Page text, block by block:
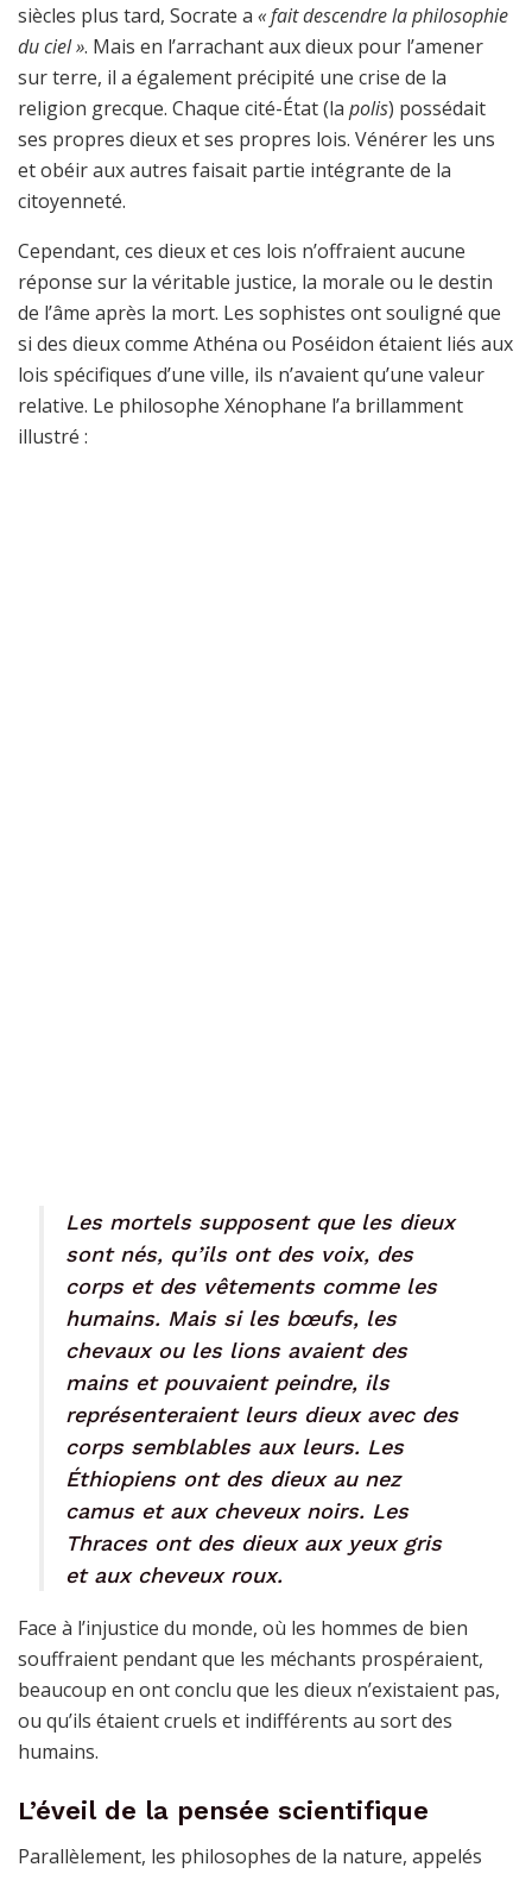
siècles plus tard, Socrate a « fait descendre la philosophie
du ciel ». Mais en l’arrachant aux dieux pour l’amener
sur terre, il a également précipité une crise de la
religion grecque. Chaque cité-État (la polis) possédait
ses propres dieux et ses propres lois. Vénérer les uns
et obéir aux autres faisait partie intégrante de la
citoyenneté.
Cependant, ces dieux et ces lois n’offraient aucune
réponse sur la véritable justice, la morale ou le destin
de l’âme après la mort. Les sophistes ont souligné que
si des dieux comme Athéna ou Poséidon étaient liés aux
lois spécifiques d’une ville, ils n’avaient qu’une valeur
relative. Le philosophe Xénophane l’a brillamment
illustré :
Les mortels supposent que les dieux
sont nés, qu’ils ont des voix, des
corps et des vêtements comme les
humains. Mais si les bœufs, les
chevaux ou les lions avaient des
mains et pouvaient peindre, ils
représenteraient leurs dieux avec des
corps semblables aux leurs. Les
Éthiopiens ont des dieux au nez
camus et aux cheveux noirs. Les
Thraces ont des dieux aux yeux gris
et aux cheveux roux.
Face à l’injustice du monde, où les hommes de bien
souffraient pendant que les méchants prospéraient,
beaucoup en ont conclu que les dieux n’existaient pas,
ou qu’ils étaient cruels et indifférents au sort des
humains.
L’éveil de la pensée scientifique
Parallèlement, les philosophes de la nature, appelés